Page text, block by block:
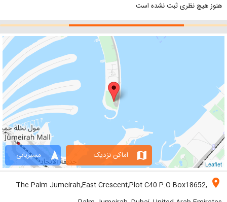
هنوز هیچ نظری ثبت نشده است
Leaflet
navigation مسیریابی map اماکن نزدیک
location_on
The Palm Jumeirah,East Crescent,Plot C40 P.O Box18652,